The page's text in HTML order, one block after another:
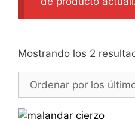
Mostrando los 2